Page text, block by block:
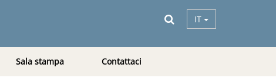
IT
Sala stampa Contattaci